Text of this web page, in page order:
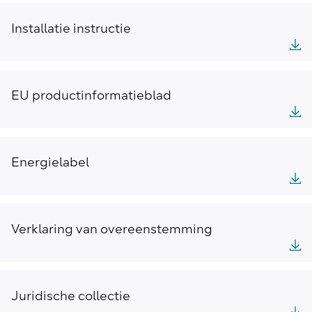
Installatie instructie
EU productinformatieblad
Energielabel
Verklaring van overeenstemming
Juridische collectie